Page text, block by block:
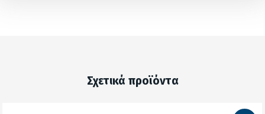
Σχετικά προϊόντα